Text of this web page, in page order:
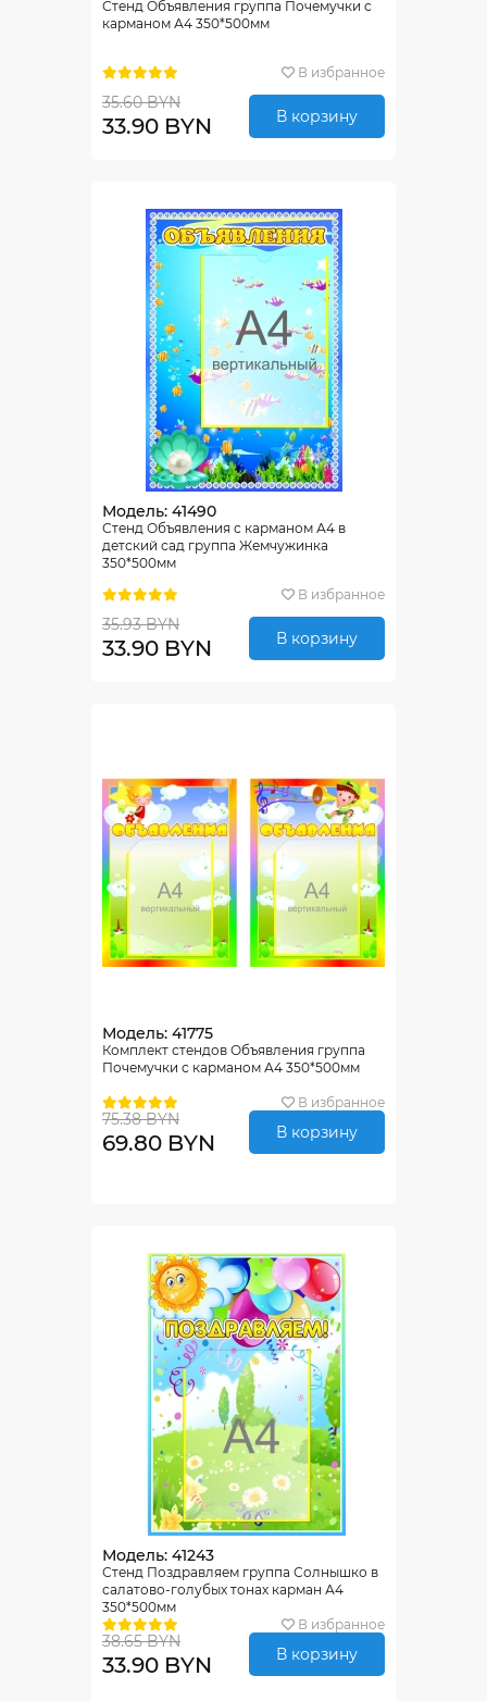
Стенд Объявления группа Почемучки с
карманом А4 350*500мм
В избранное
35.60 BYN
33.90 BYN В корзину
Модель: 41490
Стенд Объявления с карманом А4 в
детский сад группа Жемчужинка
350*500мм
В избранное
35.93 BYN
33.90 BYN В корзину
Модель: 41775
Комплект стендов Объявления группа
Почемучки с карманом А4 350*500мм
В избранное
75.38 BYN
69.80 BYN В корзину
Модель: 41243
Стенд Поздравляем группа Солнышко в
салатово-голубых тонах карман А4
350*500мм
В избранное
38.65 BYN
33.90 BYN В корзину